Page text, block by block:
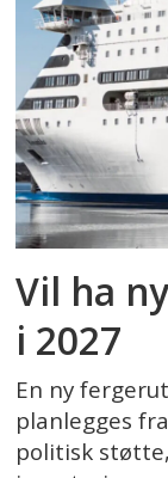
Vil ha
i 2027
En ny
planlegges
politisk